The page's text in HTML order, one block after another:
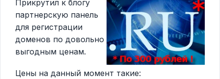
Прикрутил к блогу
партнерскую панель
для регистрации
доменов по довольно
выгодным ценам.
Цены на данный момент такие: